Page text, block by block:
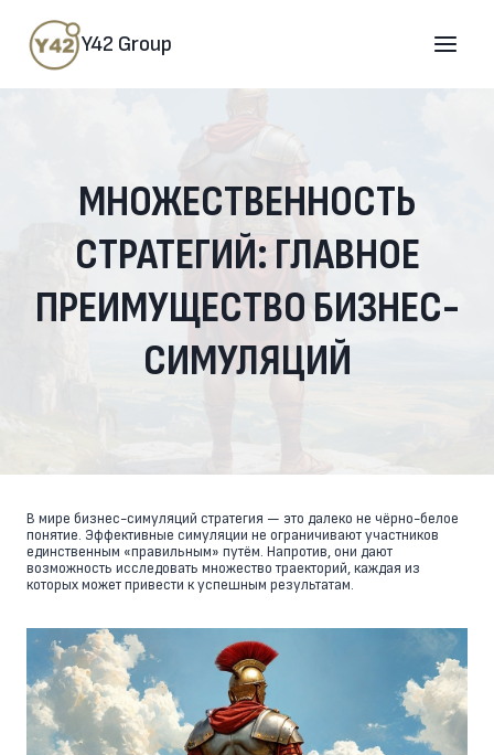
содержимомуY42 Group
МНОЖЕСТВЕННОСТЬ
СТРАТЕГИЙ: ГЛАВНОЕ
ПРЕИМУЩЕСТВО БИЗНЕС-
СИМУЛЯЦИЙ
В мире бизнес-симуляций стратегия — это далеко не чёрно-белое
понятие. Эффективные симуляции не ограничивают участников
единственным «правильным» путём. Напротив, они дают
возможность исследовать множество траекторий, каждая из
которых может привести к успешным результатам.